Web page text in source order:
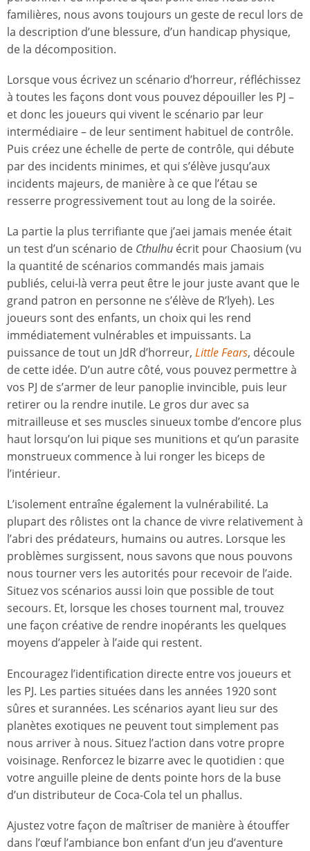
familières, nous avons toujours un geste de recul lors de
la description d’une blessure, d’un handicap physique,
de la décomposition.
Lorsque vous écrivez un scénario d’horreur, réfléchissez
à toutes les façons dont vous pouvez dépouiller les PJ –
et donc les joueurs qui vivent le scénario par leur
intermédiaire – de leur sentiment habituel de contrôle.
Puis créez une échelle de perte de contrôle, qui débute
par des incidents minimes, et qui s’élève jusqu’aux
incidents majeurs, de manière à ce que l’étau se
resserre progressivement tout au long de la soirée.
La partie la plus terrifiante que j’aei jamais menée était
un test d’un scénario de Cthulhu écrit pour Chaosium (vu
la quantité de scénarios commandés mais jamais
publiés, celui-là verra peut être le jour juste avant que le
grand patron en personne ne s’élève de R’lyeh). Les
joueurs sont des enfants, un choix qui les rend
immédiatement vulnérables et impuissants. La
puissance de tout un JdR d’horreur, Little Fears, découle
de cette idée. D’un autre côté, vous pouvez permettre à
vos PJ de s’armer de leur panoplie invincible, puis leur
retirer ou la rendre inutile. Le gros dur avec sa
mitrailleuse et ses muscles sinueux tombe d’encore plus
haut lorsqu’on lui pique ses munitions et qu’un parasite
monstrueux commence à lui ronger les biceps de
l’intérieur.
L’isolement entraîne également la vulnérabilité. La
plupart des rôlistes ont la chance de vivre relativement à
l’abri des prédateurs, humains ou autres. Lorsque les
problèmes surgissent, nous savons que nous pouvons
nous tourner vers les autorités pour recevoir de l’aide.
Situez vos scénarios aussi loin que possible de tout
secours. Et, lorsque les choses tournent mal, trouvez
une façon créative de rendre inopérants les quelques
moyens d’appeler à l’aide qui restent.
Encouragez l’identification directe entre vos joueurs et
les PJ. Les parties situées dans les années 1920 sont
sûres et surannées. Les scénarios ayant lieu sur des
planètes exotiques ne peuvent tout simplement pas
nous arriver à nous. Situez l’action dans votre propre
voisinage. Renforcez le bizarre avec le quotidien : que
votre anguille pleine de dents pointe hors de la buse
d’un distributeur de Coca-Cola tel un phallus.
Ajustez votre façon de maîtriser de manière à étouffer
dans l’œuf l’ambiance bon enfant d’un jeu d’aventure